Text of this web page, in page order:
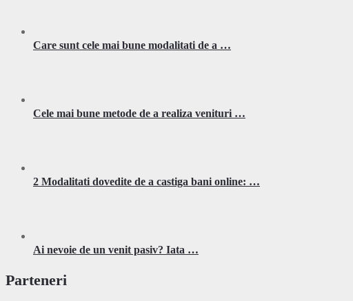
Care sunt cele mai bune modalitati de a …
Cele mai bune metode de a realiza venituri …
2 Modalitati dovedite de a castiga bani online: …
Ai nevoie de un venit pasiv? Iata …
Parteneri